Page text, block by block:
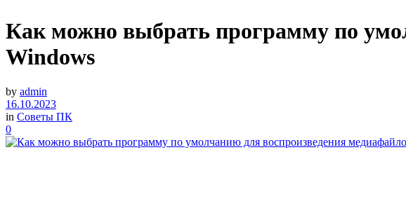
Как можно выбрать программу по
Windows
by admin
16.10.2023
in Советы ПК
0